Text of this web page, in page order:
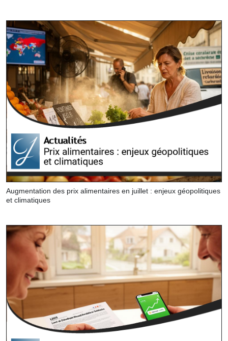
Augmentation des prix alimentaires en juillet : enjeux géopolitiques
et climatiques